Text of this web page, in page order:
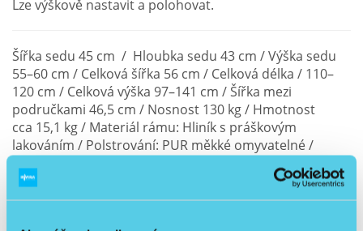
Lze výškově nastavit a polohovat.
Šířka sedu 45 cm / Hloubka sedu 43 cm / Výška sedu
55–60 cm / Celková šířka 56 cm / Celková délka / 110–
120 cm / Celková výška 97–141 cm / Šířka mezi
područkami 46,5 cm / Nosnost 130 kg / Hmotnost
cca 15,1 kg / Materiál rámu: Hliník s práškovým
lakováním / Polstrování: PUR měkké omyvatelné /
Kolečka 4× 5" s brzdou / Rozsah náklonu -5° až +25° /
Toaletní otvor
19 × 26 cm